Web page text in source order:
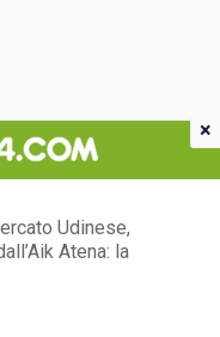
Udinese,
Atena: la
×